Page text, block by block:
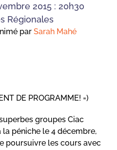
2015 : 20h30
Régionales
par Sarah Mahé
DE PROGRAMME! =)
groupes Ciac
la péniche le 4 décembre,
poursuivre les cours avec